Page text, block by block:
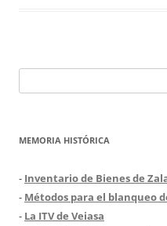
MEMORIA HISTÓRICA
- Inventario de Bienes de
- Métodos para el blanqueo
- La ITV de Veiasa